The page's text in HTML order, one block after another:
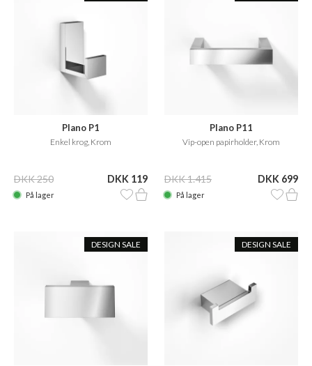
Plano P1
Enkel krog, Krom
DKK 250 DKK 119
På lager
Plano P11
Vip-open papirholder, Krom
DKK 1.415 DKK 699
På lager
DESIGN SALE DESIGN SALE